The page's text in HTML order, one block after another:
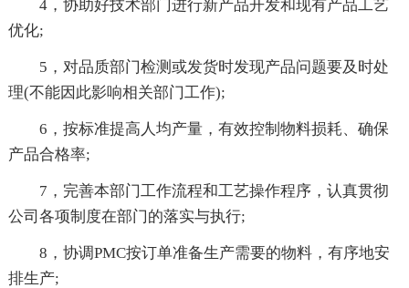
4，协助好技术部门进行新产品开发和现有产品工艺
优化;
5，对品质部门检测或发货时发现产品问题要及时处
理(不能因此影响相关部门工作);
6，按标准提高人均产量，有效控制物料损耗、确保
产品合格率;
7，完善本部门工作流程和工艺操作程序，认真贯彻
公司各项制度在部门的落实与执行;
8，协调PMC按订单准备生产需要的物料，有序地安
排生产;